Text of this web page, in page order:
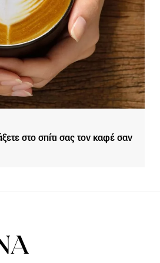
στο σπίτι σας τον καφέ σαν